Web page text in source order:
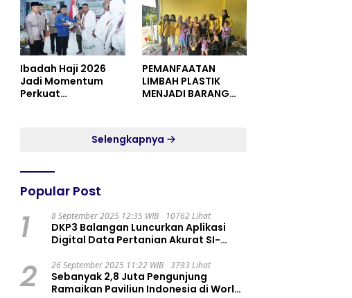
Ibadah Haji 2026
Jadi Momentum
Perkuat
PEMANFAATAN
LIMBAH PLASTIK
MENJADI BARANG
RESIDENCE
Selengkapnya
Popular Post
1 8 September 2025 12:35 WIB 10762 Lihat
DKP3 Balangan Luncurkan Aplikasi
Digital Data Pertanian Akurat SI-
2 26 September 2025 11:22 WIB 3793 Lihat
Sebanyak 2,8 Juta Pengunjung
Ramaikan Paviliun Indonesia di World